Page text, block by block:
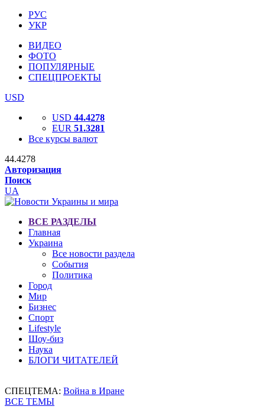
РУС
УКР
ВИДЕО
ФОТО
ПОПУЛЯРНЫЕ
СПЕЦПРОЕКТЫ
USD
USD 44.4278
EUR 51.3281
Все курсы валют
44.4278
Авторизация
Поиск
UA
ВСЕ РАЗДЕЛЫ
Главная
Украина
Все новости раздела
События
Политика
Город
Мир
Бизнес
Спорт
Lifestyle
Шоу-биз
Наука
БЛОГИ ЧИТАТЕЛЕЙ
СПЕЦТЕМА: Война в Иране
ВСЕ ТЕМЫ